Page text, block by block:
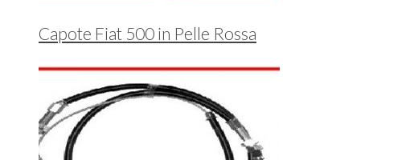
Capote Fiat 500 in Pelle Rossa